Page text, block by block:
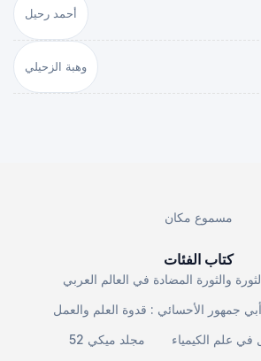
أحمد رحيل
وهبة الزحيلي
مسموع مكان
كتاب الفئات
والثورة المضادة في العالم العربي
جمهور الأحسائي : قدوة العلم والعمل
مجلد ميكي 52
في علم الكيمياء